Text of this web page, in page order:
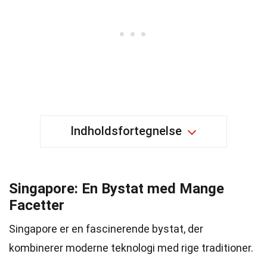
Indholdsfortegnelse
Singapore: En Bystat med Mange
Facetter
Singapore er en fascinerende bystat, der
kombinerer moderne teknologi med rige traditioner.